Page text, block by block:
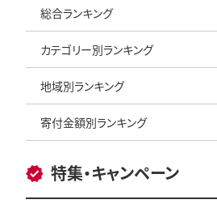
総合ランキング
カテゴリー別ランキング
地域別ランキング
寄付金額別ランキング
特集・キャンペーン